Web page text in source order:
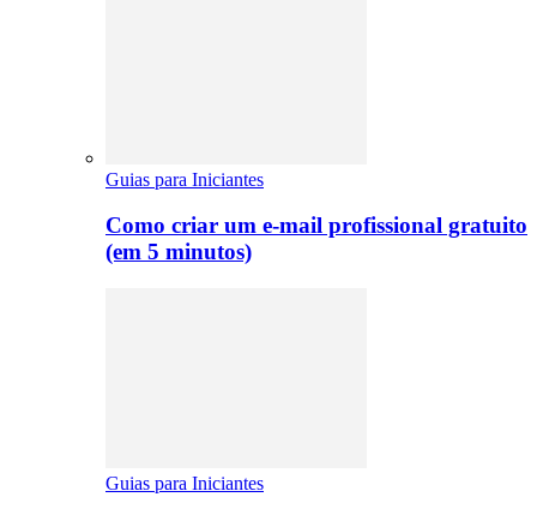
Guias para Iniciantes
Como criar um e-mail profissional gratuito
(em 5 minutos)
Guias para Iniciantes